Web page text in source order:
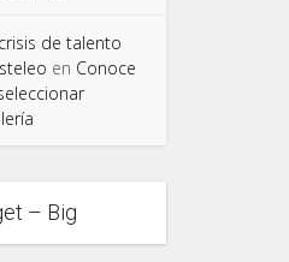
de talento
en Conoce
– Big